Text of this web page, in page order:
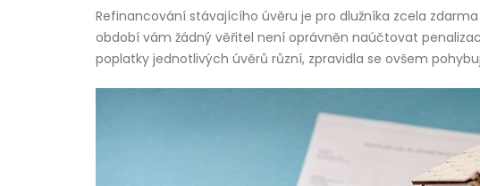
Refinancování stávajícího úvěru je pro dlužníka zcela
období vám žádný věřitel není oprávněn naúčtovat
poplatky jednotlivých úvěrů různí, zpravidla se ovšem